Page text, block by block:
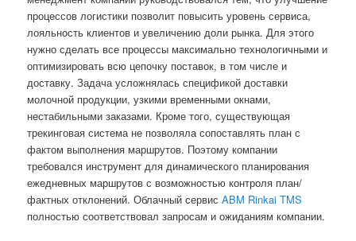
процессов логистики позволит повысить уровень сервиса,
лояльность клиентов и увеличению доли рынка. Для этого
нужно сделать все процессы максимально технологичными и
оптимизировать всю цепочку поставок, в том числе и
доставку. Задача усложнялась спецификой доставки
молочной продукции, узкими временными окнами,
нестабильными заказами. Кроме того, существующая
трекинговая система не позволяла сопоставлять план с
фактом выполнения маршрутов. Поэтому компании
требовался инструмент для динамического планирования
ежедневных маршрутов с возможностью контроля план/
фактных отклонений. Облачный сервисABM Rinkai TMS
полностью соответствовал запросам и ожиданиям компании.